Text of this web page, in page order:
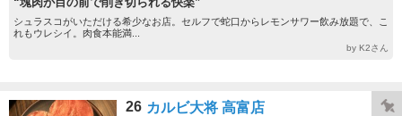
シュラスコがいただける希少なお店。セルフで蛇口からレモンサワー飲み放題で、こ
れもウレシイ。肉食本能満...
by K2さん
26 カルビ大将 高富店